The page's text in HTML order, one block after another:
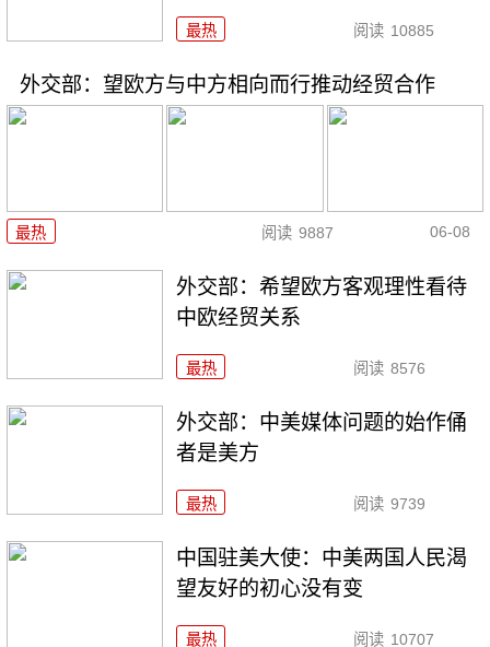
最热 阅读 10885
外交部：望欧方与中方相向而行推动经贸合作
最热 阅读 9887 06-08
外交部：希望欧方客观理性看待
中欧经贸关系
最热 阅读 8576
外交部：中美媒体问题的始作俑
者是美方
最热 阅读 9739
中国驻美大使：中美两国人民渴
望友好的初心没有变
最热 阅读 10707